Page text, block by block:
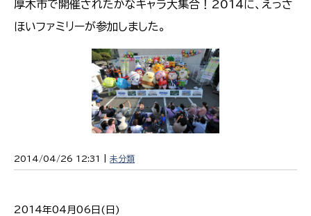
厚木市で開催されたかなキャラ大集合！2014に、えっさ
ほいファミリーが参加しました。
2014/04/26 12:31 | 未分類
2014年04月06日(日)